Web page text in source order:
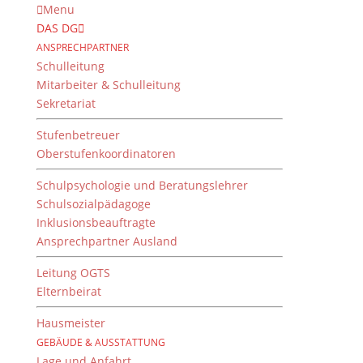
Menu
DAS DG
ANSPRECHPARTNER
Schulleitung
Mitarbeiter & Schulleitung
Sekretariat
Stufenbetreuer
Oberstufenkoordinatoren
Schulpsychologie und Beratungslehrer
Schulsozialpädagoge
Inklusionsbeauftragte
Ansprechpartner Ausland
Leitung OGTS
Elternbeirat
Hausmeister
GEBÄUDE & AUSSTATTUNG
Oberstufentraining für
die Q11
vonMirko Hammerschmidt|4. Oktober 2022